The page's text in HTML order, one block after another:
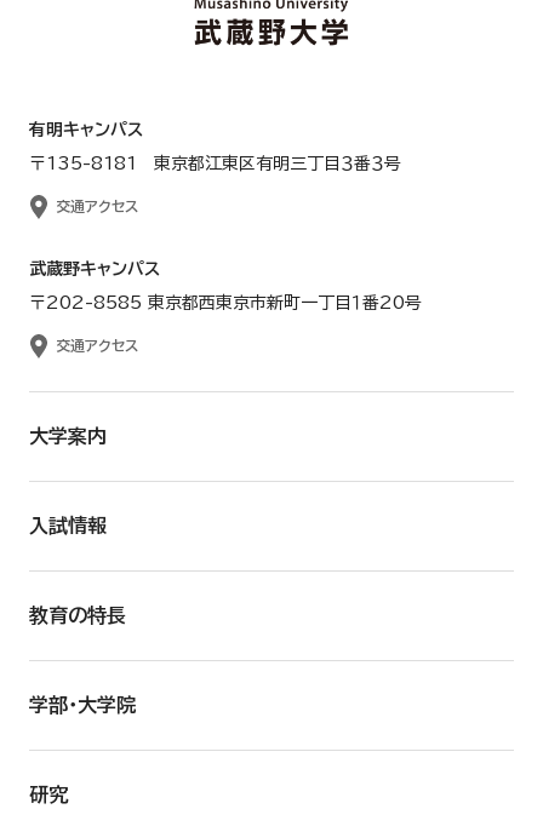
有明キャンパス
〒135-8181 東京都江東区有明三丁目３番３号
交通アクセス
武蔵野キャンパス
〒202-8585 東京都西東京市新町一丁目１番20号
交通アクセス
大学案内
入試情報
教育の特長
学部・大学院
研究